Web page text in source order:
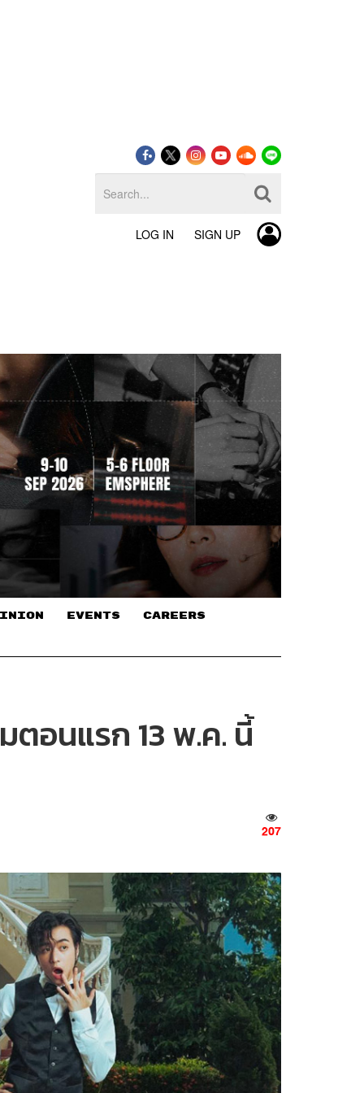
LOG IN SIGN UP
EVENTS CAREERS
ตอนแรก 13 พ.ค. นี้
207